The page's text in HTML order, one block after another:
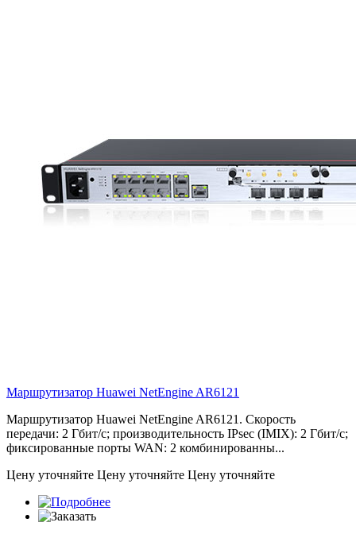
Маршрутизатор Huawei NetEngine AR6121
Маршрутизатор Huawei NetEngine AR6121. Скорость
передачи: 2 Гбит/с; производительность IPsec (IMIX): 2 Гбит/с;
фиксированные порты WAN: 2 комбинированны...
Цену уточняйте Цену уточняйте Цену уточняйте